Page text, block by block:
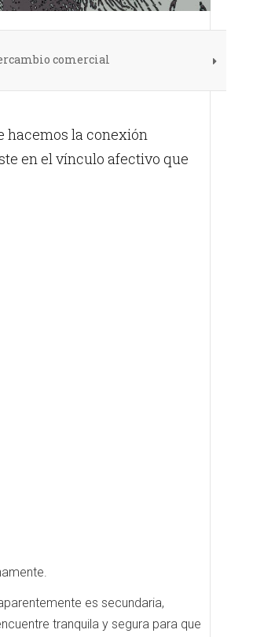
comercial
hacemos la conexión
en el vínculo afectivo que
es secundaria,
tranquila y segura para que